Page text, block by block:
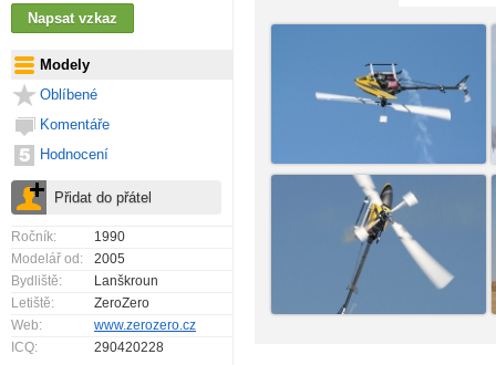
Modely
Oblíbené
Komentáře
Hodnocení
Ročník:
1990
Modelář od:
2005
Bydliště:
Lanškroun
Letiště:
ZeroZero
Web:
www.zerozero.cz
ICQ:
290420228